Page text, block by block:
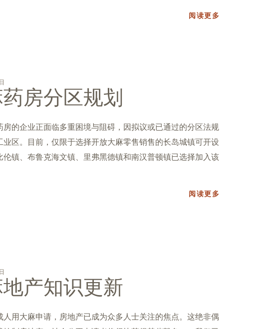
阅读更多
房分区规划
的企业正面临多重困境与阻碍，因拟议或已通过的分区法规
区。目前，仅限于选择开放大麻零售销售的长岛城镇可开设
镇、布鲁克海文镇、里弗黑德镇和南汉普顿镇已选择加入该
阅读更多
产知识更新
用大麻申请，房地产已成为众多人士关注的焦点。这绝非偶